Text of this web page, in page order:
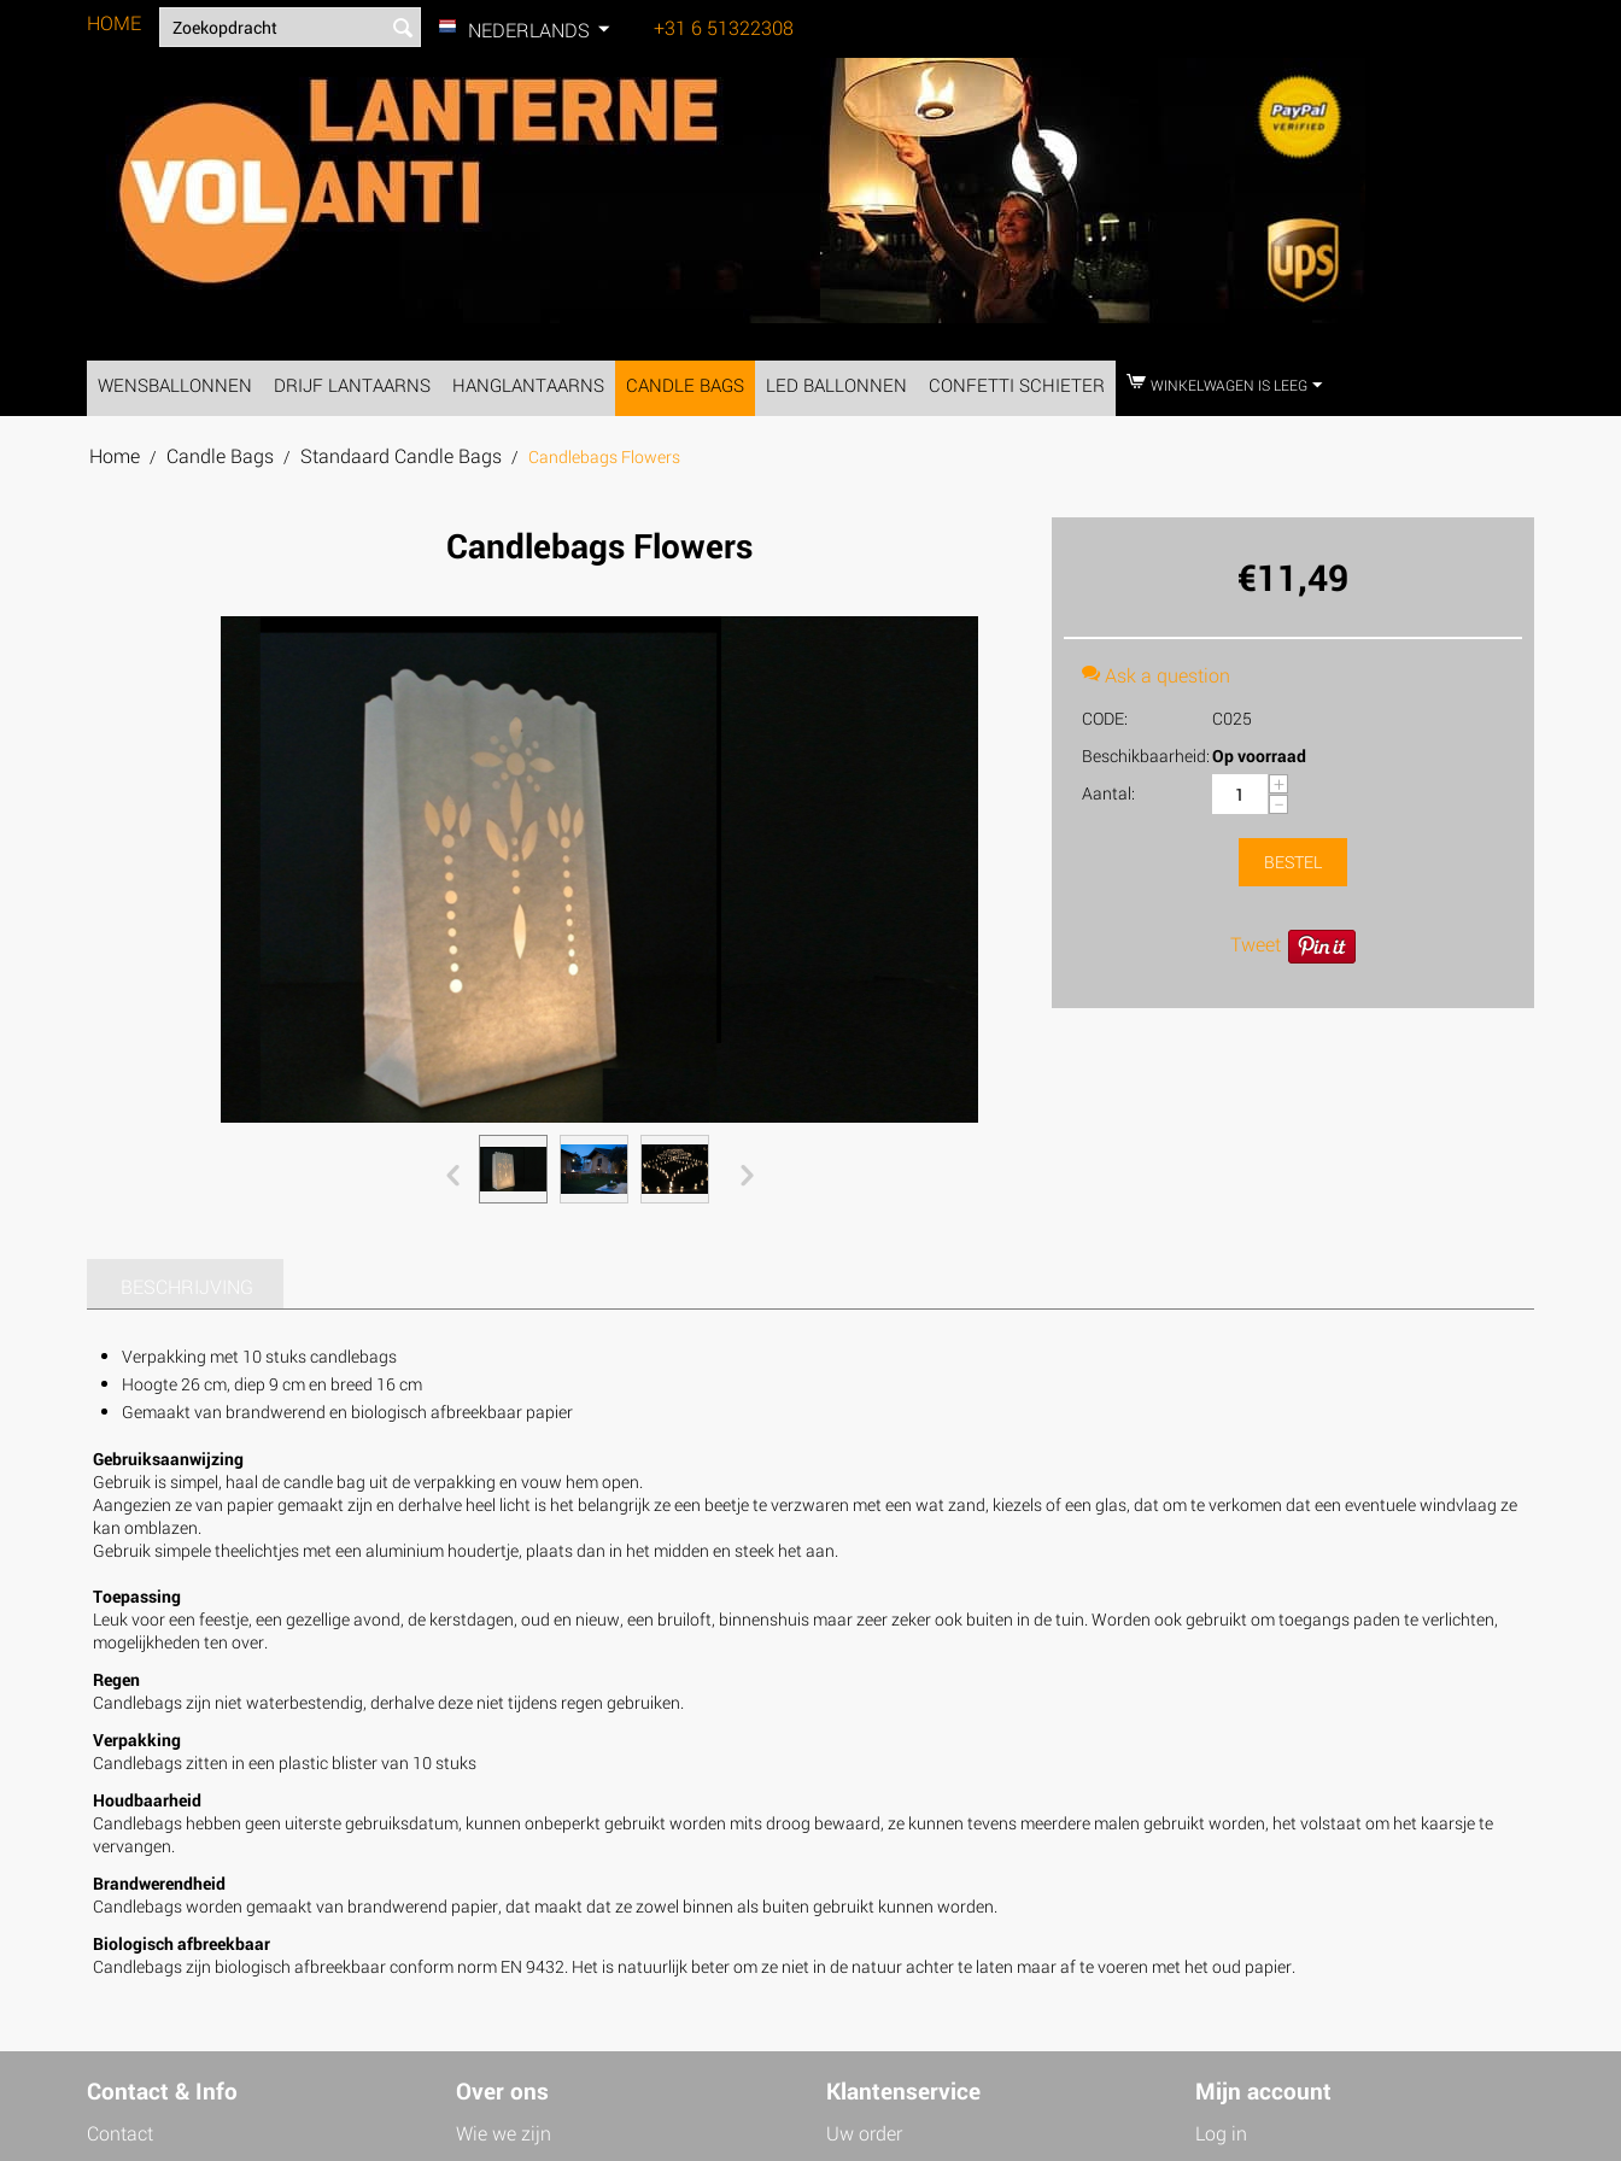
HOME NEDERLANDS +31 6 51322308
WENSBALLONNEN DRIJF LANTAARNS HANGLANTAARNS CANDLE BAGS LED BALLONNEN CONFETTI SCHIETER WINKELWAGEN IS LEEG
Home / Candle Bags / Standaard Candle Bags / Candlebags Flowers
Candlebags Flowers
€11,49
Ask a question
CODE:
C025
Beschikbaarheid:Op voorraad
Aantal:
+
−
BESTEL
Tweet
BESCHRIJVING
Verpakking met 10 stuks candlebags
Hoogte 26 cm, diep 9 cm en breed 16 cm
Gemaakt van brandwerend en biologisch afbreekbaar papier
Gebruiksaanwijzing
Gebruik is simpel, haal de candle bag uit de verpakking en vouw hem open.
Aangezien ze van papier gemaakt zijn en derhalve heel licht is het belangrijk ze een beetje te verzwaren met een wat zand, kiezels of een glas, dat om te verkomen dat een eventuele windvlaag ze
kan omblazen.
Gebruik simpele theelichtjes met een aluminium houdertje, plaats dan in het midden en steek het aan.
Toepassing
Leuk voor een feestje, een gezellige avond, de kerstdagen, oud en nieuw, een bruiloft, binnenshuis maar zeer zeker ook buiten in de tuin. Worden ook gebruikt om toegangs paden te verlichten,
mogelijkheden ten over.
Regen
Candlebags zijn niet waterbestendig, derhalve deze niet tijdens regen gebruiken.
Verpakking
Candlebags zitten in een plastic blister van 10 stuks
Houdbaarheid
Candlebags hebben geen uiterste gebruiksdatum, kunnen onbeperkt gebruikt worden mits droog bewaard, ze kunnen tevens meerdere malen gebruikt worden, het volstaat om het kaarsje te
vervangen.
Brandwerendheid
Candlebags worden gemaakt van brandwerend papier, dat maakt dat ze zowel binnen als buiten gebruikt kunnen worden.
Biologisch afbreekbaar
Candlebags zijn biologisch afbreekbaar conform norm EN 9432. Het is natuurlijk beter om ze niet in de natuur achter te laten maar af te voeren met het oud papier.
Contact & Info
Contact
Over ons
Wie we zijn
Klantenservice
Uw order
Mijn account
Log in